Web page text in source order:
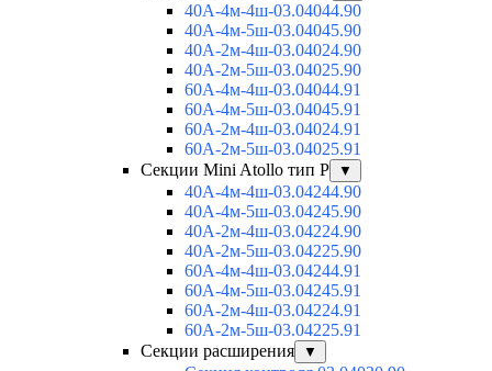
40А-4м-4ш-03.04044.90
40А-4м-5ш-03.04045.90
40А-2м-4ш-03.04024.90
40А-2м-5ш-03.04025.90
60А-4м-4ш-03.04044.91
60А-4м-5ш-03.04045.91
60А-2м-4ш-03.04024.91
60А-2м-5ш-03.04025.91
Секции Mini Atollo тип Р
▼
40А-4м-4ш-03.04244.90
40А-4м-5ш-03.04245.90
40А-2м-4ш-03.04224.90
40А-2м-5ш-03.04225.90
60А-4м-4ш-03.04244.91
60А-4м-5ш-03.04245.91
60А-2м-4ш-03.04224.91
60А-2м-5ш-03.04225.91
Секции расширения
▼